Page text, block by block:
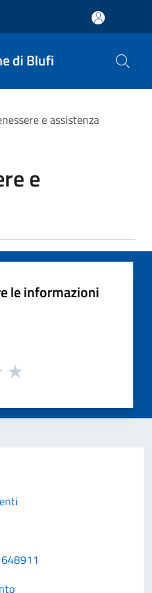
di Blufi
e assistenza
e
le informazioni